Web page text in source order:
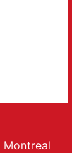
Montreal